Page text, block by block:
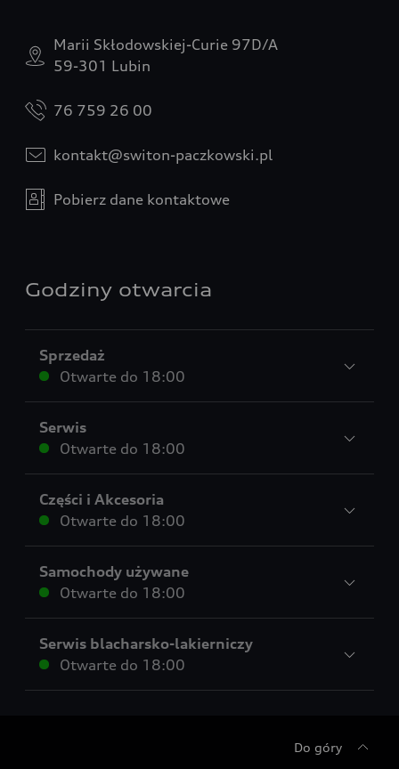
Marii Skłodowskiej-Curie 97D/A
59-301 Lubin
76 759 26 00
kontakt@switon-paczkowski.pl
Pobierz dane kontaktowe
Godziny otwarcia
Sprzedaż
Otwarte do 18:00
Serwis
Otwarte do 18:00
Części i Akcesoria
Otwarte do 18:00
Samochody używane
Otwarte do 18:00
Serwis blacharsko-lakierniczy
Otwarte do 18:00
Do góry